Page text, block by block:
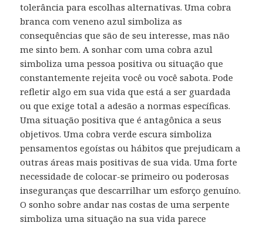
tolerância para escolhas alternativas. Uma cobra
branca com veneno azul simboliza as
consequências que são de seu interesse, mas não
me sinto bem. A sonhar com uma cobra azul
simboliza uma pessoa positiva ou situação que
constantemente rejeita você ou você sabota. Pode
refletir algo em sua vida que está a ser guardada
ou que exige total a adesão a normas específicas.
Uma situação positiva que é antagônica a seus
objetivos. Uma cobra verde escura simboliza
pensamentos egoístas ou hábitos que prejudicam a
outras áreas mais positivas de sua vida. Uma forte
necessidade de colocar-se primeiro ou poderosas
inseguranças que descarrilhar um esforço genuíno.
O sonho sobre andar nas costas de uma serpente
simboliza uma situação na sua vida parece